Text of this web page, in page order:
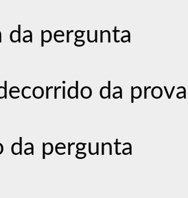
da pergunta
da prova
da pergunta